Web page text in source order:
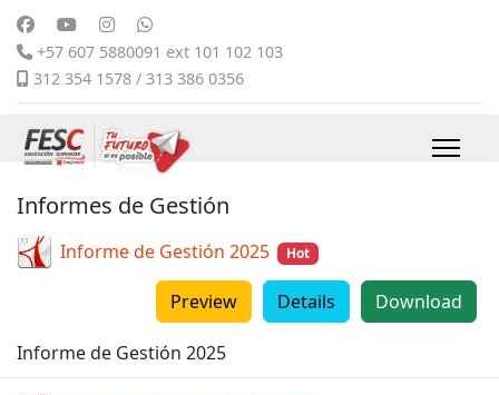
+57 607 5880091 ext 101 102 103
312 354 1578 / 313 386 0356
Informes de Gestión
Informe de Gestión 2025 Hot
Download
Details
Preview
Informe de Gestión 2025